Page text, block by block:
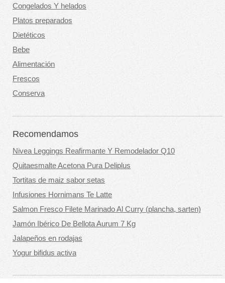
Congelados Y helados
Platos preparados
Dietéticos
Bebe
Alimentación
Frescos
Conserva
Recomendamos
Nivea Leggings Reafirmante Y Remodelador Q10
Quitaesmalte Acetona Pura Deliplus
Tortitas de maiz sabor setas
Infusiones Hornimans Te Latte
Salmon Fresco Filete Marinado Al Curry (plancha, sarten)
Jamón Ibérico De Bellota Aurum 7 Kg
Jalapeños en rodajas
Yogur bifidus activa